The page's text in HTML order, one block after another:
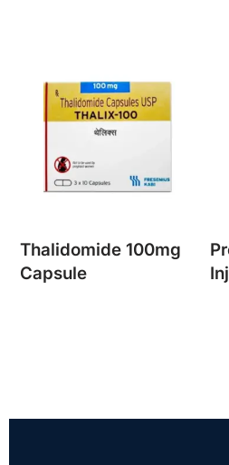
Thalidomide 100mg
Capsule